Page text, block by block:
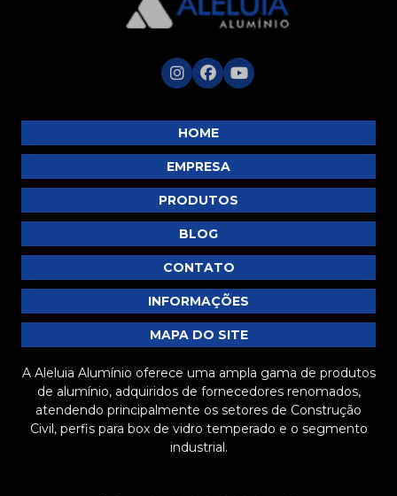
HOME
EMPRESA
PRODUTOS
BLOG
CONTATO
INFORMAÇÕES
MAPA DO SITE
A Aleluia Alumínio oferece uma ampla gama de produtos
de alumínio, adquiridos de fornecedores renomados,
atendendo principalmente os setores de Construção
Civil, perfis para box de vidro temperado e o segmento
industrial.